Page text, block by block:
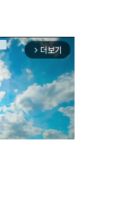
arrow_forward_ios 더보기